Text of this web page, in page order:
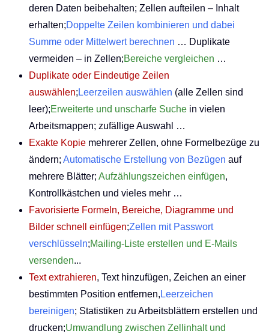
deren Daten beibehalten; Zellen aufteilen – Inhalt
erhalten;Doppelte Zeilen kombinieren und dabei
Summe oder Mittelwert berechnen … Duplikate
vermeiden – in Zellen;Bereiche vergleichen …
Duplikate oder Eindeutige Zeilen
auswählen; Leerzeilen auswählen (alle Zellen sind
leer);Erweiterte und unscharfe Suche in vielen
Arbeitsmappen; zufällige Auswahl …
Exakte Kopie mehrerer Zellen, ohne Formelbezüge zu
ändern; Automatische Erstellung von Bezügen auf
mehrere Blätter; Aufzählungszeichen einfügen,
Kontrollkästchen und vieles mehr …
Favorisierte Formeln, Bereiche, Diagramme und
Bilder schnell einfügen;Zellen mit Passwort
verschlüsseln;Mailing-Liste erstellen und E-Mails
versenden...
Text extrahieren, Text hinzufügen, Zeichen an einer
bestimmten Position entfernen, Leerzeichen
bereinigen; Statistiken zu Arbeitsblättern erstellen und
drucken;Umwandlung zwischen Zellinhalt und